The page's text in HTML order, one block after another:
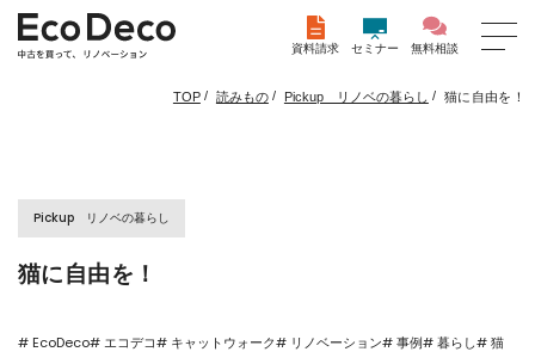
資料請求 セミナー 無料相談
TOP/ 読みもの/ Pickup リノベの暮らし / 猫に自由を！
Pickup リノベの暮らし
猫に自由を！
# EcoDeco# エコデコ# キャットウォーク# リノベーション# 事例# 暮らし# 猫